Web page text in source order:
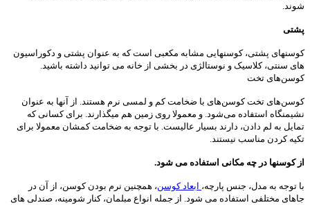
شوند.
پشتی
کوسنهای پشتی، کوسنهایی مشابه مکعبی است که به عنوان پشتی و دکوراسیون
های سنتی، کلاسیک و نوستالژی در بخشی از خانه می توانید داشته باشید.
کوسن‌های تخت
کوسن‌های تخت کوسن‌های با ضخامت کم و لمسی نرم هستند. از آنها به عنوان
نشیمنگاه استفاده می‌شود. و معمولا روی زمین هم میگذارند. برای کسانی که
تمایل به لم دادن، دارند بسیار عالیست. با توجه به ضخامت کمشان معمولا برای
تکیه کردن مناسب نیستند.
از کوسنها در چه مکانی استفاده می شود.
با توجه به مدل، جنس پارچه، ابعاد کوسن، همچنین نرم بودن کوسن، از آن در
جاهای مختلفی استفاده می شود. از جمله انواع مبلمان، کنار شومینه، صندلی های